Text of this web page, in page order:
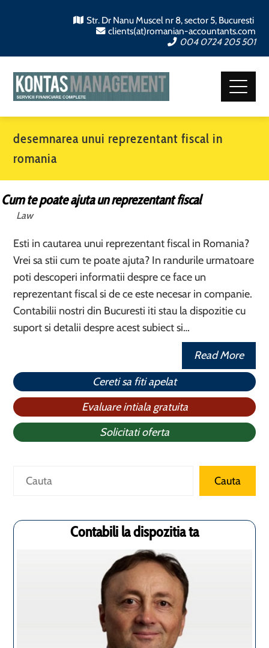
Str. Dr Nanu Muscel nr 8, sector 5, Bucuresti
clients(at)romanian-accountants.com
004 0724 205 501
desemnarea unui reprezentant fiscal in
romania
Cum te poate ajuta un reprezentant fiscal
Law
Esti in cautarea unui reprezentant fiscal in Romania?
Vrei sa stii cum te poate ajuta? In randurile urmatoare
poti descoperi informatii despre ce face un
reprezentant fiscal si de ce este necesar in companie.
Contabilii nostri din Bucuresti iti stau la dispozitie cu
suport si detalii despre acest subiect si…
Read More
Cereti sa fiti apelat
Evaluare intiala gratuita
Solicitati oferta
Caută Cauta
Contabili la dispozitia ta